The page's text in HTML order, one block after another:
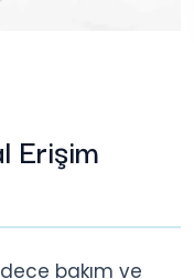
Erişim
bakım ve